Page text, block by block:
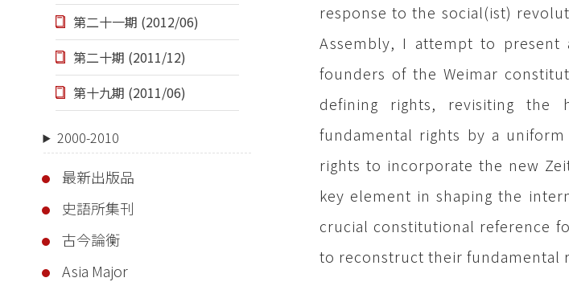
第二十一期 (2012/06)
第二十期 (2011/12)
第十九期 (2011/06)
2000-2010
最新出版品
史語所集刊
古今論衡
Asia Major
response to the social(ist)
Assembly, I attempt to
founders of the Weimar
defining rights, revisiting the
fundamental rights by a
rights to incorporate the new
key element in shaping the
crucial constitutional reference
to reconstruct their fundamental